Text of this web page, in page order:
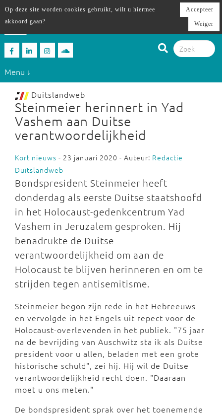
Menu ↓
Duitslandweb
Steinmeier herinnert in Yad
Vashem aan Duitse
verantwoordelijkheid
Kort nieuws - 23 januari 2020 - Auteur: Redactie
Duitslandweb
Bondspresident Steinmeier heeft
donderdag als eerste Duitse staatshoofd
in het Holocaust-gedenkcentrum Yad
Vashem in Jeruzalem gesproken. Hij
benadrukte de Duitse
verantwoordelijkheid om aan de
Holocaust te blijven herinneren en om te
strijden tegen antisemitisme.
Steinmeier begon zijn rede in het Hebreeuws
en vervolgde in het Engels uit repect voor de
Holocaust-overlevenden in het publiek. "75 jaar
na de bevrijding van Auschwitz sta ik als Duitse
president voor u allen, beladen met een grote
historische schuld", zei hij. Hij wil de Duitse
verantwoordelijkheid recht doen. "Daaraan
moet u ons meten."
De bondspresident sprak over het toenemende
Op deze site worden cookies gebruikt, wilt u hiermee
akkoord gaan?
Accepteer
Weiger